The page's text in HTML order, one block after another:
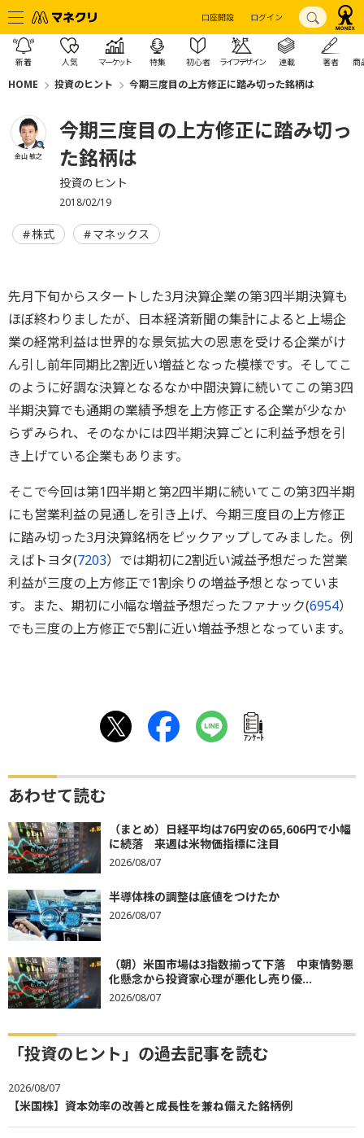
口座開設 ログイン
新着 人気 マーケット 特集 初心者 ライフデザイン 連載 著者 商
HOME 投資のヒント 今期三度目の上方修正に踏み切った銘柄は
金山 敏之
今期三度目の上方修正に踏み切っ
た銘柄は
投資のヒント
2018/02/19
株式 マネックス
先月下旬からスタートした3月決算企業の第3四半期決算も
ほぼ終わりましたが、日本経済新聞の集計によると上場企
業の経常利益は世界的な景気拡大の恩恵を受ける企業がけ
ん引し前年同期比2割近い増益となった模様です。そしてこ
のように好調な決算となるなか中間決算に続いてこの第3四
半期決算でも通期の業績予想を上方修正する企業が少なか
らずみられ、そのなかには四半期決算ごとに利益予想を引
き上げている企業もあります。
そこで今回は第1四半期と第2四半期に続いてこの第3四半期
にも営業利益の見通しを引き上げ、今期三度目の上方修正
に踏み切った3月決算銘柄をピックアップしてみました。例
えばトヨタ(7203）では期初に2割近い減益予想だった営業
利益が三度の上方修正で1割余りの増益予想となっていま
す。また、期初に小幅な増益予想だったファナック(6954）
でも三度の上方修正で5割に近い増益予想となっています。
ｱﾝｹｰﾄ
あわせて読む
（まとめ）日経平均は76円安の65,606円で小幅
に続落 来週は米物価指標に注目
2026/08/07
半導体株の調整は底値をつけたか
2026/08/07
（朝）米国市場は3指数揃って下落 中東情勢悪
化懸念から投資家心理が悪化し売り優...
2026/08/07
「投資のヒント」の過去記事を読む
2026/08/07
【米国株】資本効率の改善と成長性を兼ね備えた銘柄例